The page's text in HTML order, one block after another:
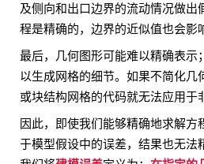
及侧向和出口边界的流动情况做出
程是精确的，边界的近似值也会影
最后，几何图形可能难以精确表示
以生成网格的细节。如果不简化几
或块结构网格的代码就无法应用于
因此，即使我们能够精确地求解方
于模型假设中的误差，结果也无法